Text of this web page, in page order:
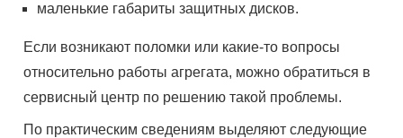
маленькие габариты защитных дисков.
Если возникают поломки или какие-то вопросы
относительно работы агрегата, можно обратиться в
сервисный центр по решению такой проблемы.
По практическим сведениям выделяют следующие